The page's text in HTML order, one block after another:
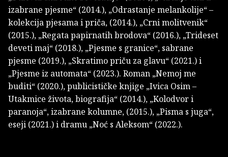
izabrane pjesme“ (2014.), „Odrastanje melankolije“ –
kolekcija pjesama i priča, (2014.), „Crni molitvenik“
(2015.), „Regata papirnatih brodova“ (2016.), „Trideset
deveti maj“ (2018.), „Pjesme s granice“, sabrane
pjesme (2019.), „Skratimo priču za glavu“ (2021.) i
„Pjesme iz automata“ (2023.). Roman „Nemoj me
buditi“ (2020.), publicističke knjige „Ivica Osim –
Utakmice života, biografija“ (2014.), „Kolodvor i
paranoja“, izabrane kolumne, (2015.), „Pisma s juga“,
eseji (2021.) i dramu „Noć s Aleksom“ (2022.).